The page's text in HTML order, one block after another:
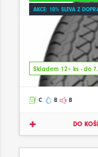
AKCE: 10% SLEVA Z
Skladem 12+ ks - do
C B B
DO